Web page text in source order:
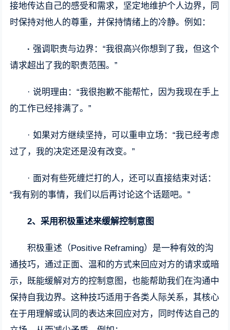
接地传达自己的感受和需求，坚定地维护个人边界，同
时保持对他人的尊重，并保持情绪上的冷静。例如：
·强调职责与边界：“我很高兴你想到了我，但这个
请求超出了我的职责范围。”
· 说明理由：“我很抱歉不能帮忙，因为我现在手上
的工作已经排满了。”
· 如果对方继续坚持，可以重申立场：“我已经考虑
过了，我的决定还是没有改变。”
· 面对有些死缠烂打的人，还可以直接结束对话：
“我有别的事情，我们以后再讨论这个话题吧。”
2、 采用积极重述来缓解控制意图
积极重述（Positive Reframing）是一种有效的沟
通技巧，通过正面、温和的方式来回应对方的请求或暗
示，既能缓解对方的控制意图，也能帮助我们在沟通中
保持自我边界。这种技巧适用于各类人际关系，其核心
在于用理解或认同的表达来回应对方，同时传达自己的